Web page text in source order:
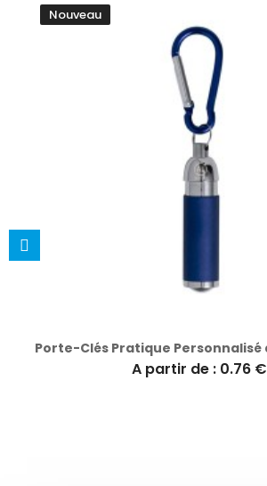
Nouveau
A partir de : 0.76 €